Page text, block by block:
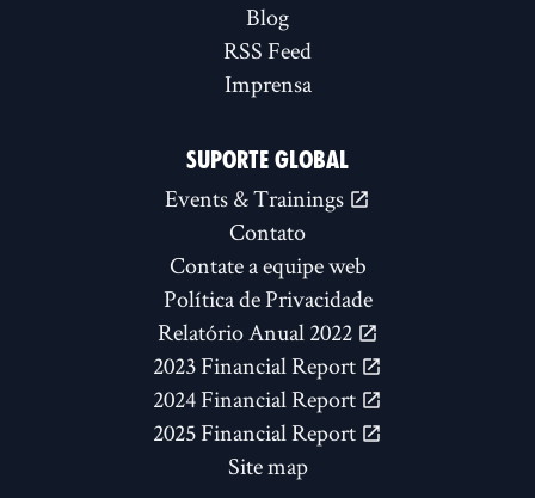
Blog
RSS Feed
Imprensa
SUPORTE GLOBAL
Events & Trainings
Contato
Contate a equipe web
Política de Privacidade
Relatório Anual 2022
2023 Financial Report
2024 Financial Report
2025 Financial Report
Site map